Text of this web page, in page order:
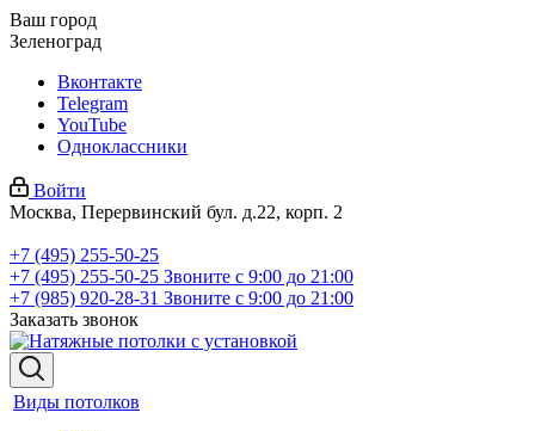
Ваш город
Зеленоград
Вконтакте
Telegram
YouTube
Одноклассники
Войти
Москва, Перервинский бул. д.22, корп. 2
+7 (495) 255-50-25
+7 (495) 255-50-25 Звоните с 9:00 до 21:00
+7 (985) 920-28-31 Звоните с 9:00 до 21:00
Заказать звонок
Виды потолков